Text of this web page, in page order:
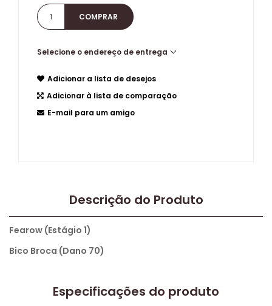
Selecione o endereço de entrega
Adicionar a lista de desejos
Adicionar à lista de comparação
E-mail para um amigo
Descrição do Produto
Fearow (Estágio 1)
Bico Broca (Dano 70)
Especificações do produto